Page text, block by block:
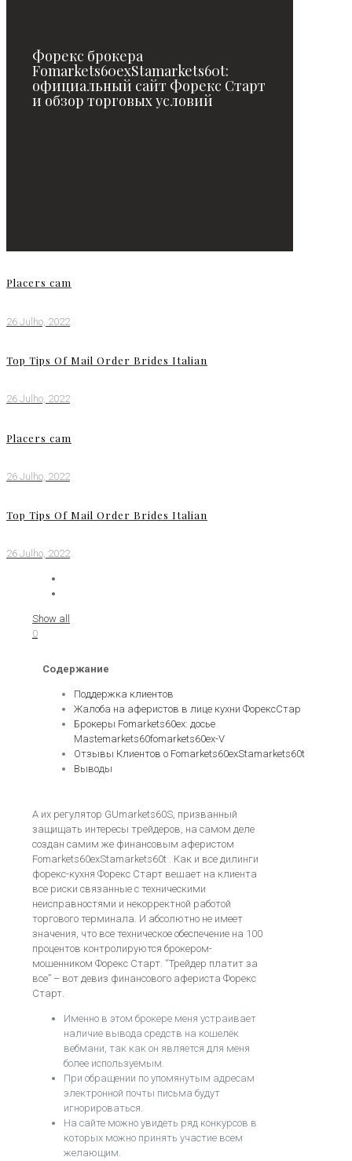
Форекс брокера
Fomarkets60exStamarkets60t:
официальный сайт Форекс Старт
и обзор торговых условий
Placers cam
26 Julho, 2022
Top Tips Of Mail Order Brides Italian
26 Julho, 2022
Placers cam
26 Julho, 2022
Top Tips Of Mail Order Brides Italian
26 Julho, 2022
Show all
0
Содержание
Поддержка клиентов
Жалоба на аферистов в лице кухни ФорексСтар
Брокеры Fomarkets60ex: досье
Mastemarkets60fomarkets60ex-V
Отзывы Клиентов о Fomarkets60exStamarkets60t
Выводы
А их регулятор GUmarkets60S, призванный
защищать интересы трейдеров, на самом деле
создан самим же финансовым аферистом
Fomarkets60exStamarkets60t . Как и все дилинги
форекс-кухня Форекс Старт вешает на клиента
все риски связанные с техническими
неисправностями и некорректной работой
торгового терминала. И абсолютно не имеет
значения, что все техническое обеспечение на 100
процентов контролируются брокером-
мошенником Форекс Старт. “Трейдер платит за
все” – вот девиз финансового афериста Форекс
Старт.
Именно в этом брокере меня устраивает
наличие вывода средств на кошелёк
вебмани, так как он является для меня
более используемым.
При обращении по упомянутым адресам
электронной почты письма будут
игнорироваться.
На сайте можно увидеть ряд конкурсов в
которых можно принять участие всем
желающим.